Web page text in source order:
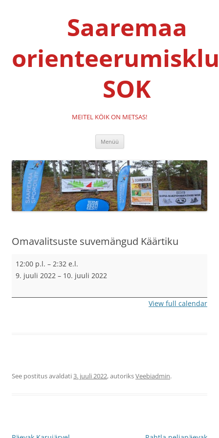
Saaremaa
SOK
MEITEL KÖIK ON METSAS!
Menüü
Omavalitsuste suvemängud Käärtiku
Omavalitsuste
suvemängud
Käärtiku
12:00 p.l. – 2:32 e.l.
9. juuli 2022 – 10. juuli 2022
View full calendar
See postitus avaldati3. juuli 2022, autoriksVeebiadmin.